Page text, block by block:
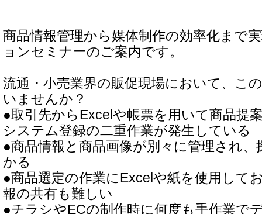
商品情報管理から媒体制作の効率化まで
ョンセミナーのご案内です。
流通・小売業界の販促現場において、こ
いませんか？
●取引先からExcelや帳票を用いて商品提
システム登録の二重作業が発生している
●商品情報と商品画像が別々に管理され
かる
●商品選定の作業にExcelや紙を使用して
報の共有も難しい
●チラシやECの制作時に何度も手作業で